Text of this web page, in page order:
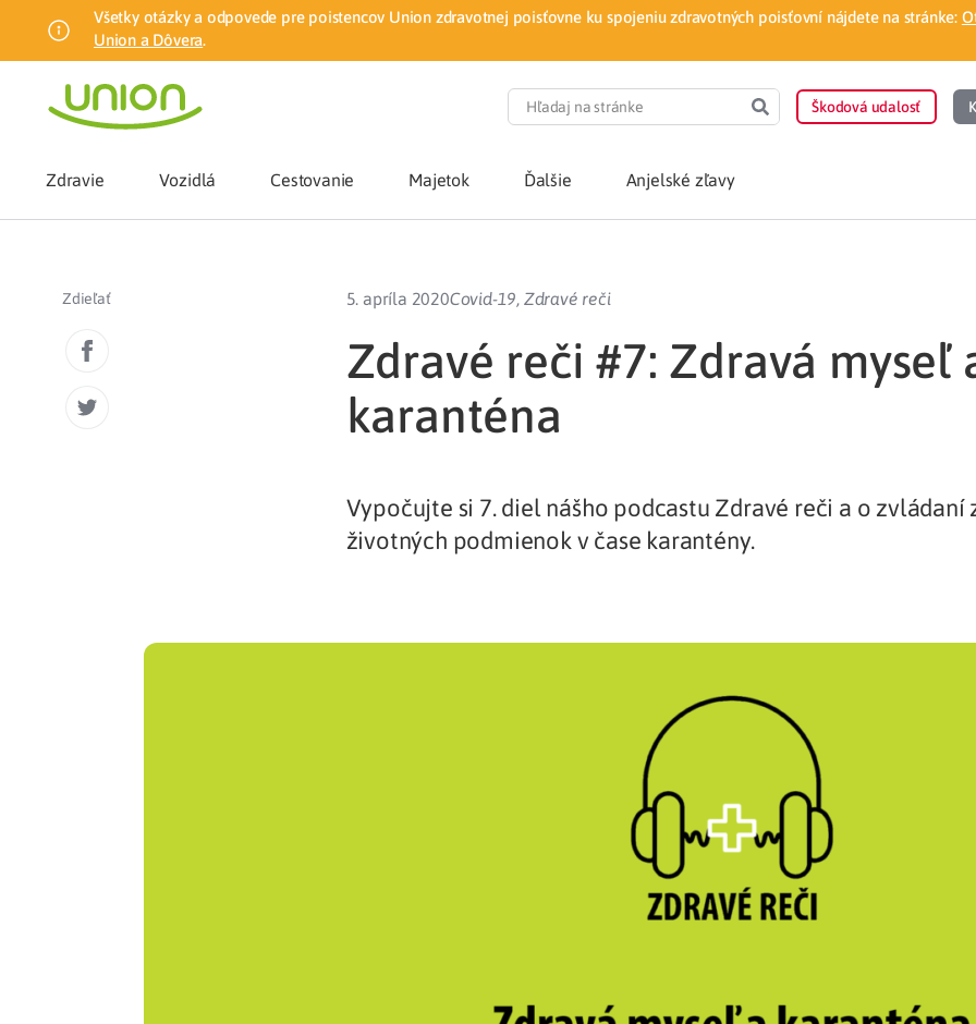
Všetky otázky a odpovede pre poistencov Union zdravotnej poisťovne ku spojeniu zdravotných poisťovní nájdete na stránke:
Union a Dôvera.
Škodová udalosť
Zdravie
Zmena zdravotnej poisťovne
Union mobilná aplikácia
Zdravotné poistenie pre cudzincov
Vyhľadať lekára
Vozidlá Cestovanie Majetok Ďalšie Anjelské zľavy
Zdieľať 5. apríla 2020Covid-19, Zdravé reči
Zdravé reči #7: Zdravá myseľ
karanténa
Vypočujte si 7. diel nášho podcastu Zdravé reči a o zvládaní
životných podmienok v čase karantény.